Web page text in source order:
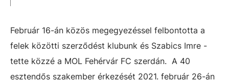
Február 16-án közös megegyezéssel felbontotta a
felek közötti szerződést klubunk és Szabics Imre -
tette közzé a MOL Fehérvár FC szerdán. A 40
esztendős szakember érkezését 2021. február 26-án